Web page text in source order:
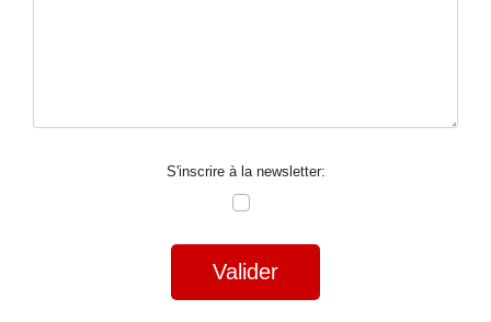
S'inscrire à la newsletter:
Valider